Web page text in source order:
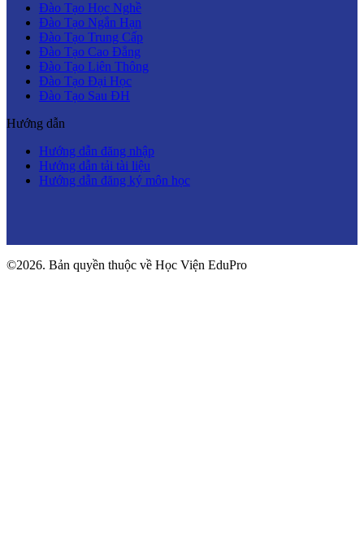
Đào Tạo Học Nghề
Đào Tạo Ngắn Hạn
Đào Tạo Trung Cấp
Đào Tạo Cao Đẳng
Đào Tạo Liên Thông
Đào Tạo Đại Học
Đào Tạo Sau ĐH
Hướng dẫn
Hướng dẫn đăng nhập
Hướng dẫn tải tài liệu
Hướng dẫn đăng ký môn học
©2026. Bản quyền thuộc về Học Viện EduPro